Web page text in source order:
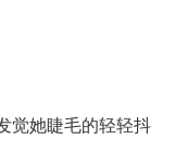
她睫毛的轻轻抖